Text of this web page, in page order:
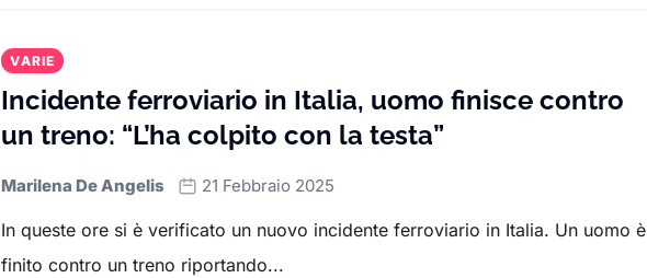
VARIE
Incidente ferroviario in Italia, uomo finisce contro
un treno: “L’ha colpito con la testa”
Marilena De Angelis 21 Febbraio 2025
In queste ore si è verificato un nuovo incidente ferroviario in Italia. Un uomo è
finito contro un treno riportando...